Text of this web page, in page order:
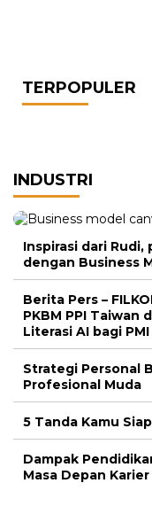
TERPOPULER
INDUSTRI
Inspirasi dari
dengan Business
Berita Pers –
PKBM PPI Taiwan
Literasi AI bagi
Strategi Personal
Profesional Muda
5 Tanda Kamu
Dampak
Masa Depan Karier